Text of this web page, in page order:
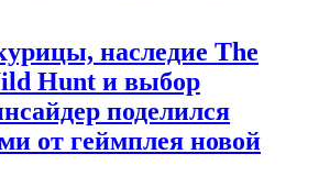
наследие The
Hunt и выбор
поделился
от геймплея новой